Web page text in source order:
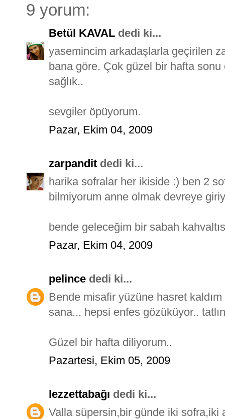
9 yorum:
Betül KAVAL dedi ki...
yasemincim arkadaşlarla geçirilen
bana göre. Çok güzel bir hafta
sağlık..
sevgiler öpüyorum.
Pazar, Ekim 04, 2009
zarpandit dedi ki...
harika sofralar her ikiside :) ben 2
bilmiyorum anne olmak devreye
bende geleceğim bir sabah
Pazar, Ekim 04, 2009
pelince dedi ki...
Bende misafir yüzüne hasret
sana... hepsi enfes gözüküyor..
Güzel bir hafta diliyorum..
Pazartesi, Ekim 05, 2009
lezzettabağı dedi ki...
Valla süpersin,bir günde iki sofra,iki